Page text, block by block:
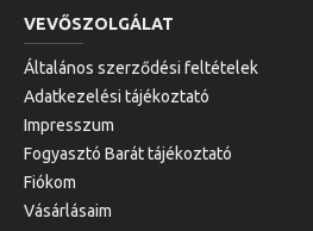
VEVŐSZOLGÁLAT
Általános szerződési feltételek
Adatkezelési tájékoztató
Impresszum
Fogyasztó Barát tájékoztató
Fiókom
Vásárlásaim